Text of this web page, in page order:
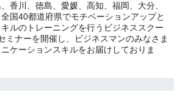
香川、徳島、愛媛、高知、福岡、大分、
国40都道府県でモチベーションアップと
ルのトレーニングを行うビジネススクー
ミナーを開催し、ビジネスマンのみなさま
ケーションスキルをお届けしておりま